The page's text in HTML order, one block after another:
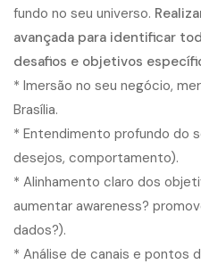
fundo no seu universo.
avançada para identificar
desafios e objetivos
* Imersão no seu negócio,
Brasília.
* Entendimento profundo do
desejos, comportamento).
* Alinhamento claro dos
aumentar awareness?
dados?).
* Análise de canais e pontos